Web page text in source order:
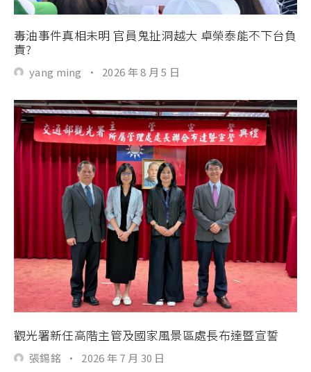
毒油事件真相未明 官員鬼扯洞越大 卓榮泰能不下台負
責?
yang ming · 2026 年 8 月 5 日
觀光署新任高階主管及國家風景區處長布達暨宣誓
張錫銘 · 2026 年 7 月 30 日